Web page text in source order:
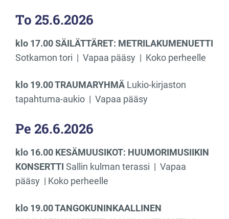
To 25.6.2026
klo 17.00 SÄILÄTTÄRET: METRILAKUMENUETTI
Sotkamon tori | Vapaa pääsy | Koko perheelle
klo 19.00 TRAUMARYHMÄ Lukio-kirjaston
tapahtuma-aukio | Vapaa pääsy
Pe 26.6.2026
klo 16.00 KESÄMUUSIKOT: HUUMORIMUSIIKIN
KONSERTTI Sallin kulman terassi | Vapaa
pääsy | Koko perheelle
klo 19.00 TANGOKUNINKAALLINEN